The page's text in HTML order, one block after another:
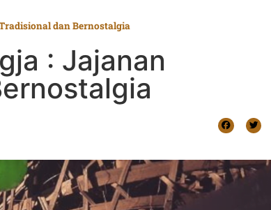
dan Bernostalgia
: Jajanan